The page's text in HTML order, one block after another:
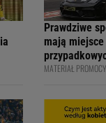
Prawdziwe
mają
bezpiecznie -
internetowi
Academy
MATERIAŁ